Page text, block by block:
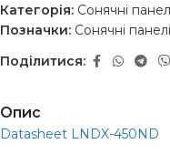
Категорія: Сонячні
Позначки: Сонячні
Поділитися:
Опис
Datasheet LNDX-450ND